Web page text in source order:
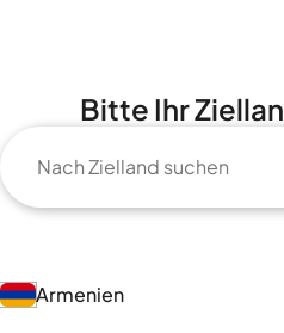
Bitte Ihr
Armenien